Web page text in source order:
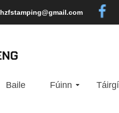
hzfstamping@gmail.com
Baile Fúinn Táirgí